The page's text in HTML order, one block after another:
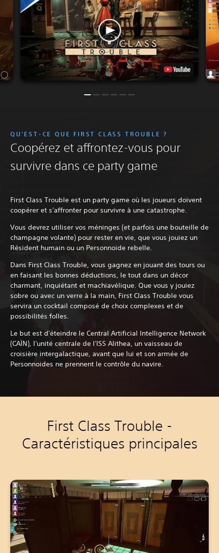
QU'EST-CE QUE FIRST CLASS TROUBLE ?
Coopérez et affrontez-vous pour
survivre dans ce party game
First Class Trouble est un party game où les joueurs doivent
coopérer et s'affronter pour survivre à une catastrophe.
Vous devrez utiliser vos méninges (et parfois une bouteille de
champagne volante) pour rester en vie, que vous jouiez un
Résident humain ou un Personnoide rebelle.
Dans First Class Trouble, vous gagnez en jouant des tours ou
en faisant les bonnes déductions, le tout dans un décor
charmant, inquiétant et machiavélique. Que vous y jouiez
sobre ou avec un verre à la main, First Class Trouble vous
servira un cocktail composé de choix complexes et de
possibilités folles.
Le but est d'éteindre le Central Artificial Intelligence Network
(CAÏN), l'unité centrale de l'ISS Alithea, un vaisseau de
croisière intergalactique, avant que lui et son armée de
Personnoides ne prennent le contrôle du navire.
First Class Trouble -
Caractéristiques principales